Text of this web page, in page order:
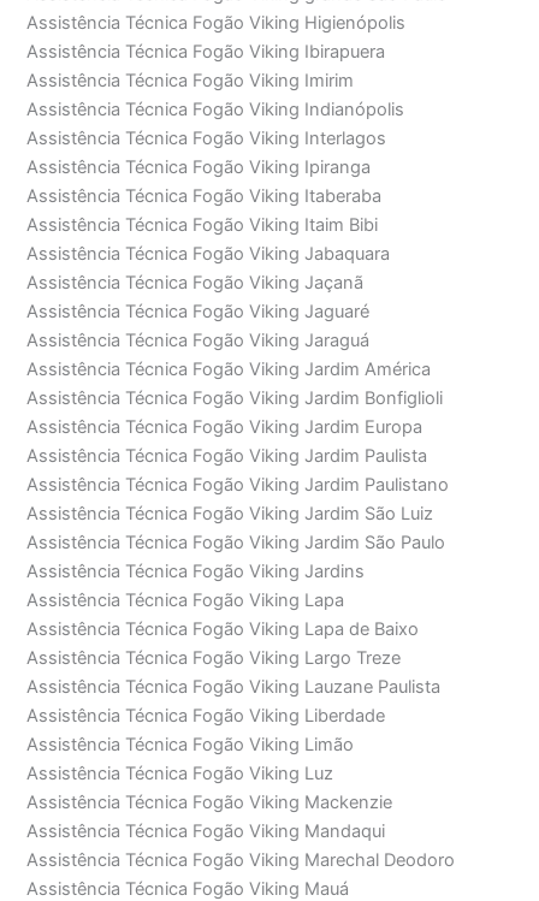
Assistência Técnica Fogão Viking Higienópolis
Assistência Técnica Fogão Viking Ibirapuera
Assistência Técnica Fogão Viking Imirim
Assistência Técnica Fogão Viking Indianópolis
Assistência Técnica Fogão Viking Interlagos
Assistência Técnica Fogão Viking Ipiranga
Assistência Técnica Fogão Viking Itaberaba
Assistência Técnica Fogão Viking Itaim Bibi
Assistência Técnica Fogão Viking Jabaquara
Assistência Técnica Fogão Viking Jaçanã
Assistência Técnica Fogão Viking Jaguaré
Assistência Técnica Fogão Viking Jaraguá
Assistência Técnica Fogão Viking Jardim América
Assistência Técnica Fogão Viking Jardim Bonfiglioli
Assistência Técnica Fogão Viking Jardim Europa
Assistência Técnica Fogão Viking Jardim Paulista
Assistência Técnica Fogão Viking Jardim Paulistano
Assistência Técnica Fogão Viking Jardim São Luiz
Assistência Técnica Fogão Viking Jardim São Paulo
Assistência Técnica Fogão Viking Jardins
Assistência Técnica Fogão Viking Lapa
Assistência Técnica Fogão Viking Lapa de Baixo
Assistência Técnica Fogão Viking Largo Treze
Assistência Técnica Fogão Viking Lauzane Paulista
Assistência Técnica Fogão Viking Liberdade
Assistência Técnica Fogão Viking Limão
Assistência Técnica Fogão Viking Luz
Assistência Técnica Fogão Viking Mackenzie
Assistência Técnica Fogão Viking Mandaqui
Assistência Técnica Fogão Viking Marechal Deodoro
Assistência Técnica Fogão Viking Mauá